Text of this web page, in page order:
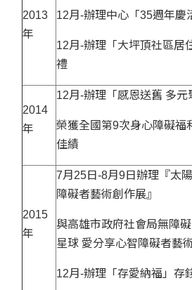
2013
年
12月-辦理中心「35週年慶
12月-辦理「大坪頂社區居
禮
2014
年
12月-辦理「感恩送舊 多
榮獲全國第9次身心障礙福
佳績
2015
年
7月25日-8月9日辦理『太
障礙者藝術創作展』
與高雄市政府社會局無障
星球 愛分享心智障礙者藝
12月-辦理「存愛納福」存